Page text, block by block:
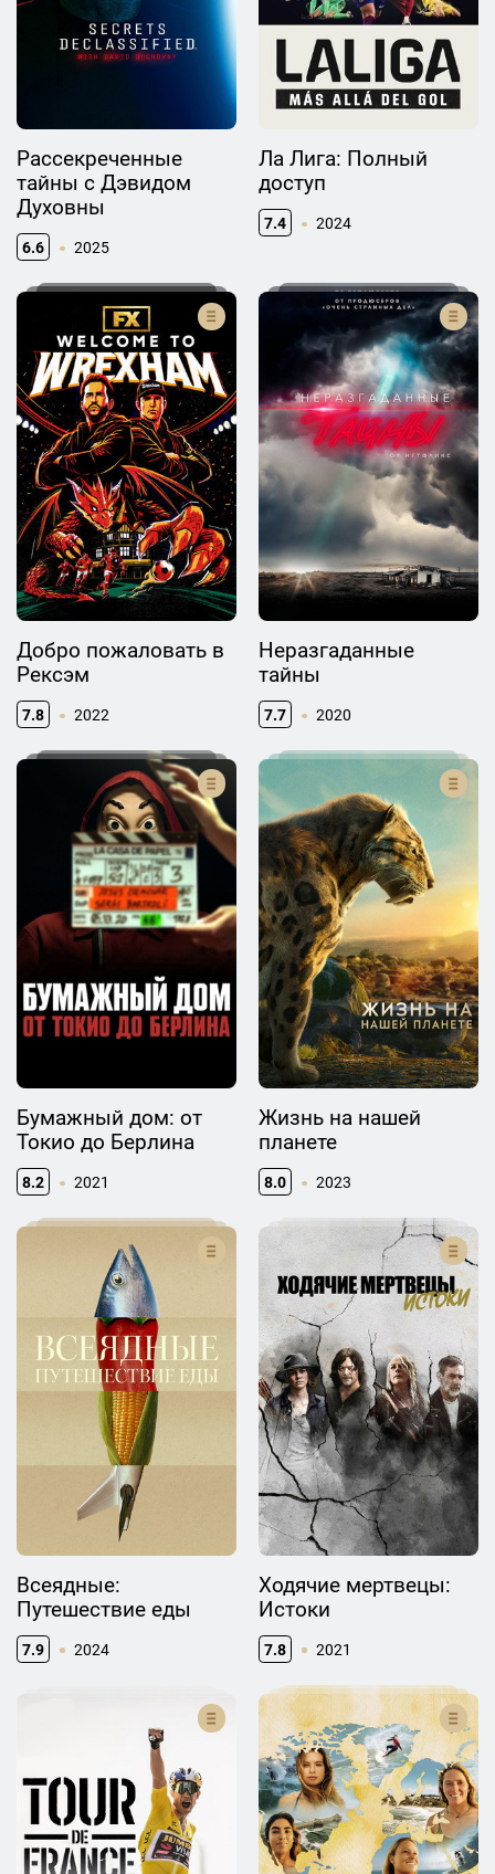
Рассекреченные
тайны с Дэвидом
Духовны
6.6 2025
Ла Лига: Полный
доступ
7.4 2024
Добро пожаловать в
Рексэм
7.8 2022
Неразгаданные
тайны
7.7 2020
Бумажный дом: от
Токио до Берлина
8.2 2021
Жизнь на нашей
планете
8.0 2023
Всеядные:
Путешествие еды
7.9 2024
Ходячие мертвецы:
Истоки
7.8 2021